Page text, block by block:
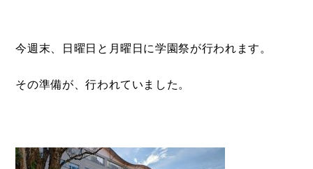
今週末、日曜日と月曜日に学園祭が行われます。
その準備が、行われていました。